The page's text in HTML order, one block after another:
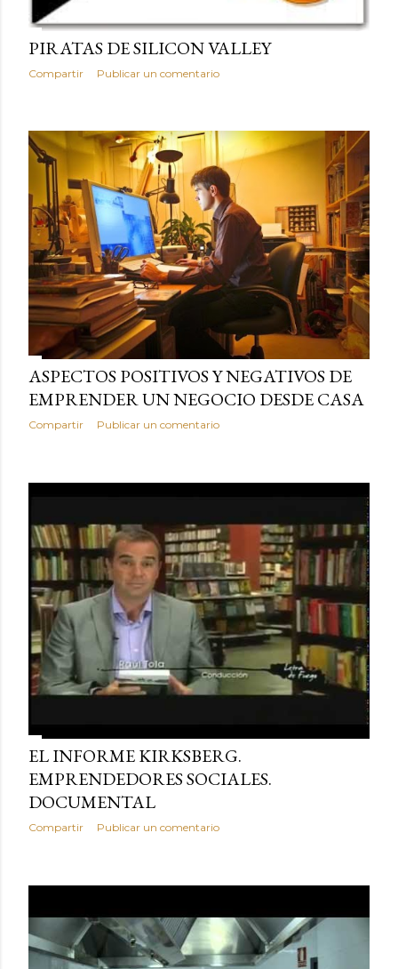
PIRATAS DE SILICON VALLEY
Compartir Publicar un comentario
ASPECTOS POSITIVOS Y NEGATIVOS DE
EMPRENDER UN NEGOCIO DESDE CASA
Compartir Publicar un comentario
EL INFORME KIRKSBERG.
EMPRENDEDORES SOCIALES.
DOCUMENTAL
Compartir Publicar un comentario